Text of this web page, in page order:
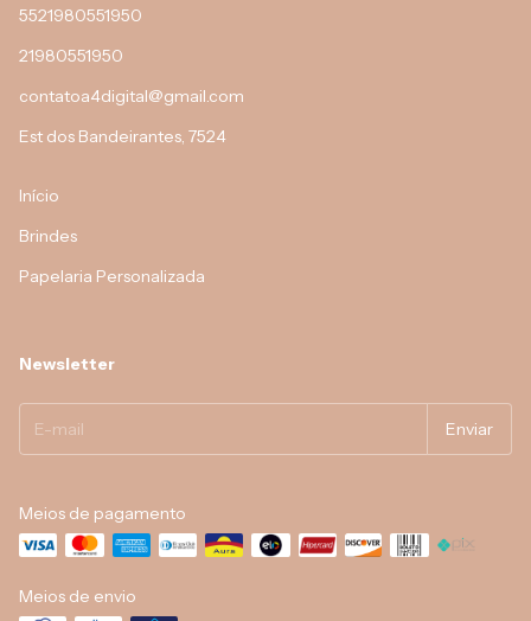
5521980551950
21980551950
contatoa4digital@gmail.com
Est dos Bandeirantes, 7524
Início
Brindes
Papelaria Personalizada
Newsletter
Meios de pagamento
Meios de envio